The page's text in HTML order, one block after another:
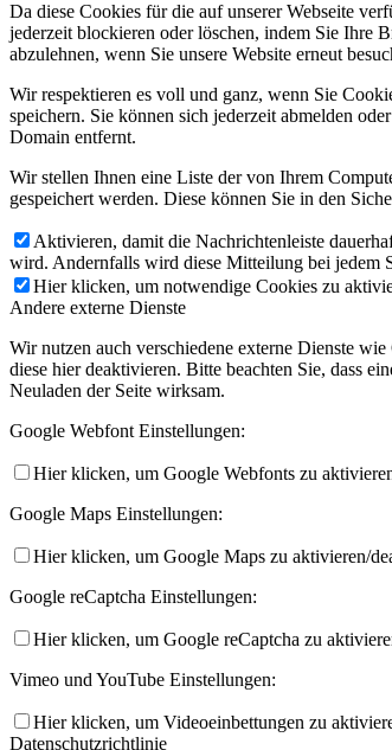
Da diese Cookies für die auf unserer Webseite
jederzeit blockieren oder löschen, indem Sie Ihre
abzulehnen, wenn Sie unsere Website erneut
Wir respektieren es voll und ganz, wenn Sie
speichern. Sie können sich jederzeit abmelden
Domain entfernt.
Wir stellen Ihnen eine Liste der von Ihrem
gespeichert werden. Diese können Sie in den
Aktivieren, damit die Nachrichtenleiste
wird. Andernfalls wird diese Mitteilung bei jedem
Hier klicken, um notwendige Cookies zu
Andere externe Dienste
Wir nutzen auch verschiedene externe Dienste
diese hier deaktivieren. Bitte beachten Sie, dass
Neuladen der Seite wirksam.
Google Webfont Einstellungen:
Hier klicken, um Google Webfonts zu
Google Maps Einstellungen:
Hier klicken, um Google Maps zu aktivieren/
Google reCaptcha Einstellungen:
Hier klicken, um Google reCaptcha zu
Vimeo und YouTube Einstellungen:
Hier klicken, um Videoeinbettungen zu
Datenschutzrichtlinie